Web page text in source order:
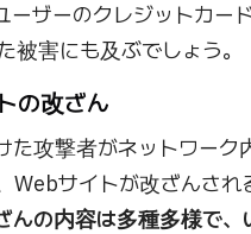
ーザーのクレジットカー
被害にも及ぶでしょう。
の改ざん
た攻撃者がネットワーク
Webサイトが改ざんされ
んの内容は多種多様で、